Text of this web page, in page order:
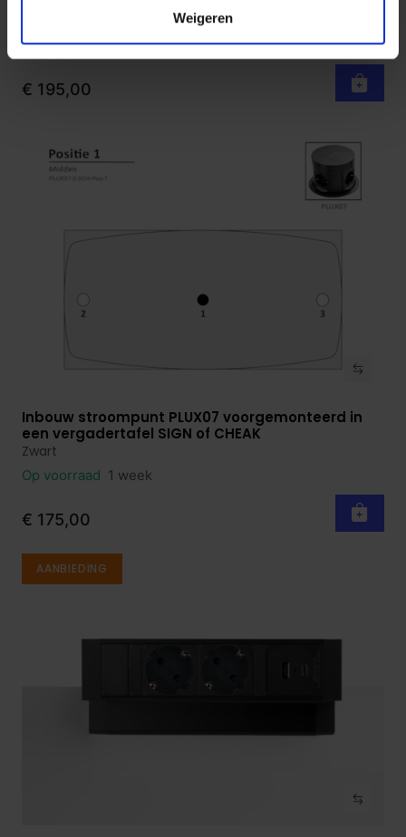
Weigeren
Op voorraad 1 week
€ 195,00
Bekijk product
Inbouw stroompunt PLUX07 voorgemonteerd in
een vergadertafel SIGN of CHEAK
Zwart
Op voorraad 1 week
€ 175,00
AANBIEDING